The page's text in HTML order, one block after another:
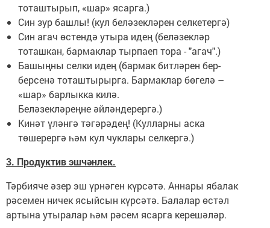
тоташтырып, «шар» ясарга.)
Син зур башлы! (кул беләзекләрен селкетергә)
Син агач өстендә утыра идең (беләзекләр
тоташкан, бармаклар тырпаеп тора - "агач".)
Башыңны селки идең (бармак битләрен бер-
берсенә тоташтырырга. Бармаклар бөгелә –
«шар» барлыкка килә.
Беләзекләреңне әйләндерергә.)
Кинәт үләнгә тәгәрәдең! (Кулларны аска
төшерергә һәм кул чуклары селкергә.)
3. Продуктив эшчәнлек.
Тәрбияче әзер эш үрнәген күрсәтә. Аннары ябалак
рәсемен ничек ясыйсын күрсәтә. Балалар өстәл
артына утыралар һәм рәсем ясарга керешәләр.